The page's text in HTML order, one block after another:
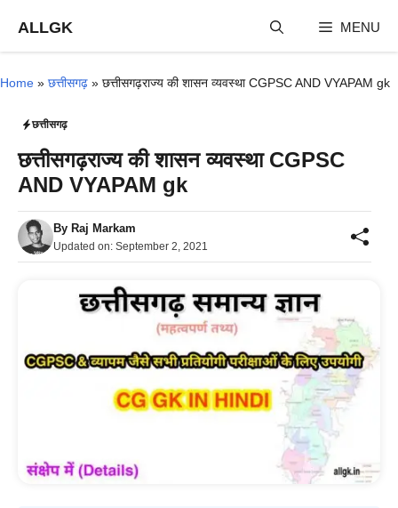
content
ALLGK MENU
Home » छत्तीसगढ़ » छत्तीसगढ़राज्य की शासन व्यवस्था CGPSC AND VYAPAM gk
छत्तीसगढ़
छत्तीसगढ़राज्य की शासन व्यवस्था CGPSC
AND VYAPAM gk
By Raj Markam
Updated on: September 2, 2021